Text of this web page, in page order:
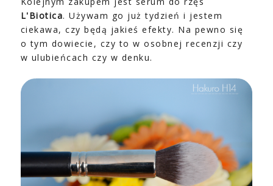
L'Biotica. Używam go już tydzień i jestem
ciekawa, czy będą jakieś efekty. Na pewno się
o tym dowiecie, czy to w osobnej recenzji czy
w ulubieńcach czy w denku.